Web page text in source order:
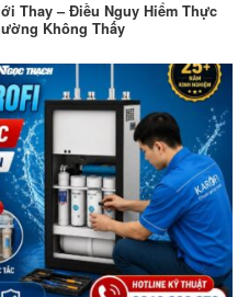
Thay – Điều Nguy Hiểm Thực
Không Thấy